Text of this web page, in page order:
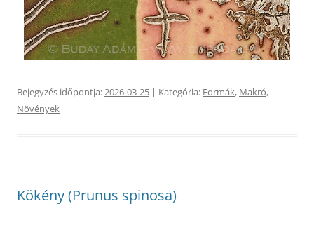
Bejegyzés időpontja:2026-03-25 | Kategória: Formák, Makró,
Növények
Kökény (Prunus spinosa)